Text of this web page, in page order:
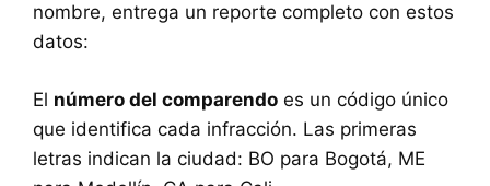
nombre, entrega un reporte completo con estos
datos:
El número del comparendo es un código único
que identifica cada infracción. Las primeras
letras indican la ciudad: BO para Bogotá, ME